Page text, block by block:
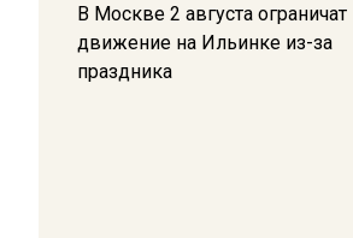
В Москве 2 августа ограничат
движение на Ильинке из-за
праздника